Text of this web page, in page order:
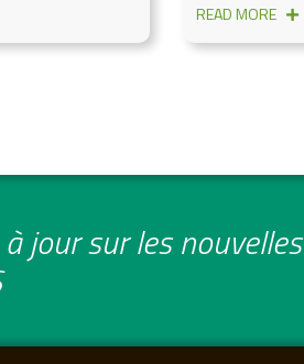
READ MORE
jour sur les